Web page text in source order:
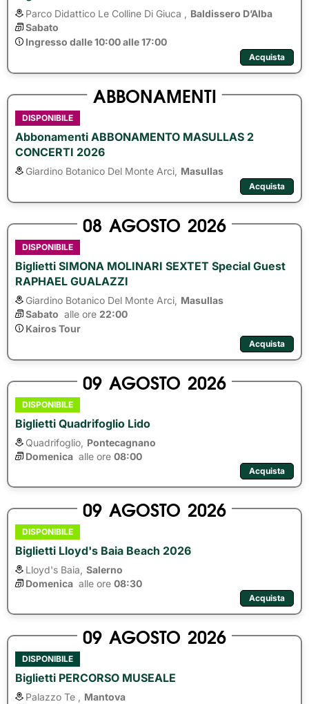
Parco Didattico Le Colline Di Giuca ,
Baldissero D’Alba
Sabato
Ingresso dalle 10:00 alle 17:00
Acquista
ABBONAMENTI
DISPONIBILE
Abbonamenti ABBONAMENTO MASULLAS 2
CONCERTI 2026
Giardino Botanico Del Monte Arci, Masullas
Acquista
08 AGOSTO 2026
DISPONIBILE
Biglietti SIMONA MOLINARI SEXTET Special Guest
RAPHAEL GUALAZZI
Giardino Botanico Del Monte Arci, Masullas
Sabato alle ore 22:00
Kairos Tour
Acquista
09 AGOSTO 2026
DISPONIBILE
Biglietti Quadrifoglio Lido
Quadrifoglio, Pontecagnano
Domenica alle ore 08:00
Acquista
09 AGOSTO 2026
DISPONIBILE
Biglietti Lloyd's Baia Beach 2026
Lloyd's Baia, Salerno
Domenica alle ore 08:30
Acquista
09 AGOSTO 2026
DISPONIBILE
Biglietti PERCORSO MUSEALE
Palazzo Te ,
Mantova